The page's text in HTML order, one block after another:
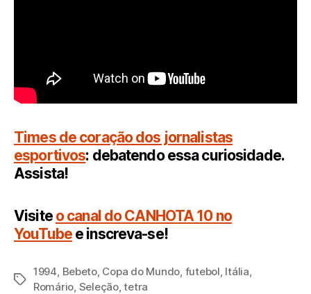
Times de coração dos jornalistas
esportivos: debatendo essa curiosidade.
Assista!
Visite o canal do CANHOTA 10 no
YouTubee inscreva-se!
Tags
1994 Bebeto, Copa do Mundo futebol Itália
Romário Seleção,tetra